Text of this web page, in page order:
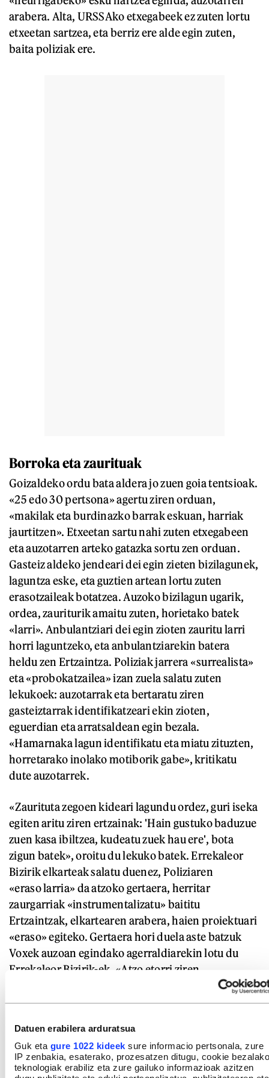
Datuen erabilera arduratsua
Guk eta gure 1022 kideek sure informacio pertsonala, zure
IP zenbakia, esaterako, prozesatzen ditugu, cookie bezalako
teknologiak erabiliz eta zure gailuko informazioak azitzen
arabera. Alta, URSSAko etxegabeek ez zuten lortu
etxeetan sartzea, eta berriz ere alde egin zuten,
baita poliziak ere.
Borroka eta zaurituak
Goizaldeko ordu bata aldera jo zuen goia tentsioak.
«25 edo 30 pertsona» agertu ziren orduan,
«makilak eta burdinazko barrak eskuan, harriak
jaurtitzen». Etxeetan sartu nahi zuten etxegabeen
eta auzotarren arteko gatazka sortu zen orduan.
Gasteiz aldeko jendeari dei egin zieten bizilagunek,
laguntza eske, eta guztien artean lortu zuten
erasotzaileak botatzea. Auzoko bizilagun ugarik,
ordea, zauriturik amaitu zuten, horietako batek
«larri». Anbulantziari dei egin zioten zauritu larri
horri laguntzeko, eta anbulantziarekin batera
heldu zen Ertzaintza. Poliziak jarrera «surrealista»
eta «probokatzailea» izan zuela salatu zuten
lekukoek: auzotarrak eta bertaratu ziren
gasteiztarrak identifikatzeari ekin zioten,
eguerdian eta arratsaldean egin bezala.
«Hamarnaka lagun identifikatu eta miatu zituzten,
horretarako inolako motiborik gabe», kritikatu
dute auzotarrek.
«Zaurituta zegoen kideari lagundu ordez, guri iseka
egiten aritu ziren ertzainak: 'Hain gustuko baduzue
zuen kasa ibiltzea, kudeatu zuek hau ere', bota
zigun batek», oroitu du lekuko batek. Errekaleor
Bizirik elkarteak salatu duenez, Poliziaren
«eraso larria» da atzoko gertaera, herritar
zaurgarriak «instrumentalizatu» baititu
Ertzaintzak, elkartearen arabera, haien proiektuari
«eraso» egiteko. Gertaera hori duela aste batzuk
Voxek auzoan egindako agerraldiarekin lotu du
Errekaleor Bizirik-ek. «Atzo etorri ziren
ertzainetako asko Voxekoak etorri zirenean egon
ziren berberak dira, eta jarrera bertsua erakutsi